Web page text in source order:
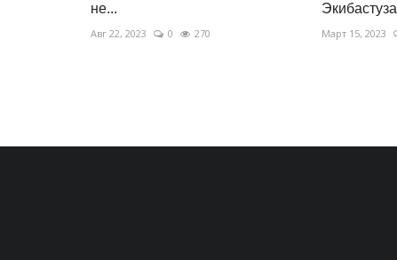
не...
Авг 22, 2023 0 270
Экибастуза
Март 15, 2023